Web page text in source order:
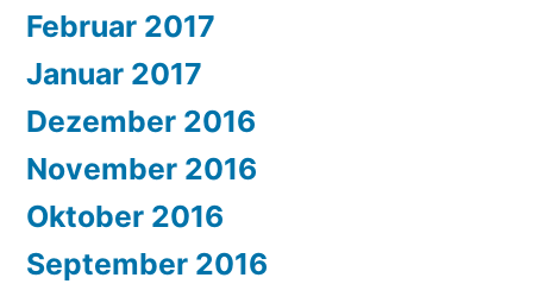
Februar 2017
Januar 2017
Dezember 2016
November 2016
Oktober 2016
September 2016